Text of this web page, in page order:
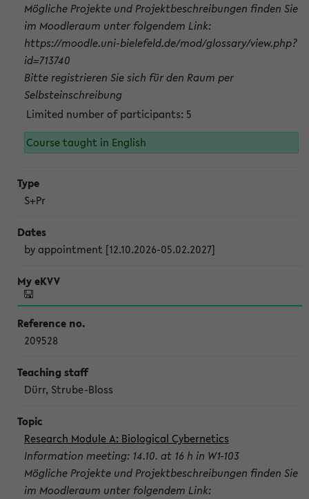
Mögliche Projekte und Projektbeschreibungen finden Sie
im Moodleraum unter folgendem Link:
https://moodle.uni-bielefeld.de/mod/glossary/view.php?
id=713740
Bitte registrieren Sie sich für den Raum per
Selbsteinschreibung
Limited number of participants: 5
Course taught in English
S+Pr
by appointment [12.10.2026-05.02.2027]
209528
Dürr, Strube-Bloss
Research Module A: Biological Cybernetics
Information meeting: 14.10. at 16 h in W1-103
Mögliche Projekte und Projektbeschreibungen finden Sie
im Moodleraum unter folgendem Link: